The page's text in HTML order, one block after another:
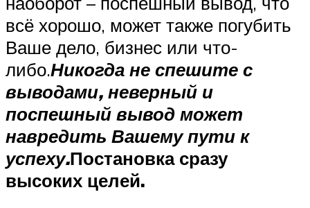
всё хорошо, может также погубить
Ваше дело, бизнес или что-
либо.Никогда не спешите с
выводами, неверный и
поспешный вывод может
навредить Вашему пути к
успеху.Постановка сразу
высоких целей.